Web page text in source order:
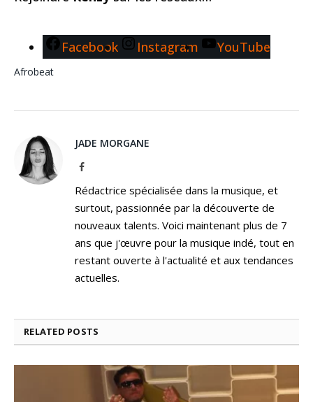
Facebook Instagram YouTube
Afrobeat
JADE MORGANE
Facebook
Rédactrice spécialisée dans la musique, et
surtout, passionnée par la découverte de
nouveaux talents. Voici maintenant plus de 7
ans que j'œuvre pour la musique indé, tout en
restant ouverte à l'actualité et aux tendances
actuelles.
RELATED POSTS